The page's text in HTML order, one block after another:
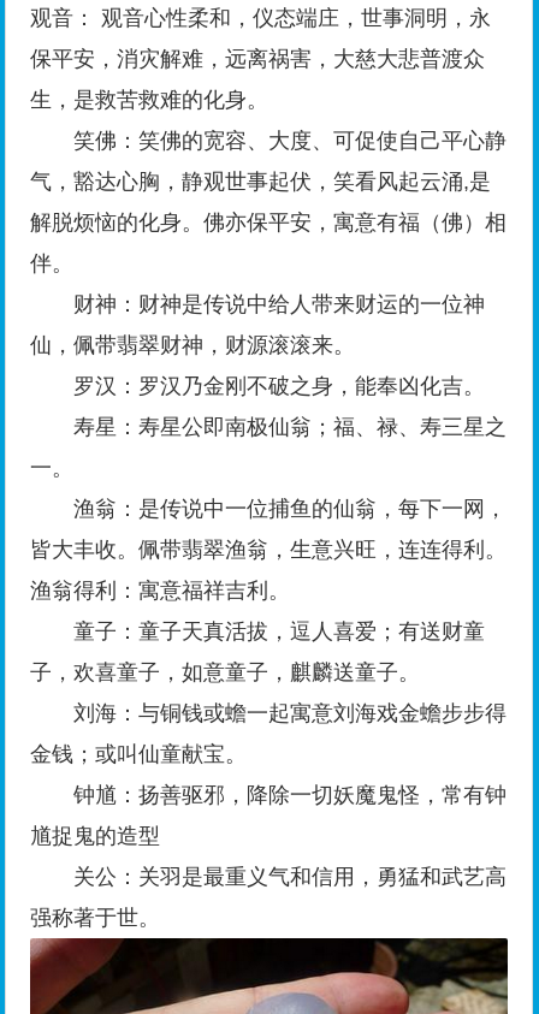
观音： 观音心性柔和，仪态端庄，世事洞明，永
保平安，消灾解难，远离祸害，大慈大悲普渡众
生，是救苦救难的化身。
笑佛：笑佛的宽容、大度、可促使自己平心静
气，豁达心胸，静观世事起伏，笑看风起云涌,是
解脱烦恼的化身。佛亦保平安，寓意有福（佛）相
伴。
财神：财神是传说中给人带来财运的一位神
仙，佩带翡翠财神，财源滚滚来。
罗汉：罗汉乃金刚不破之身，能奉凶化吉。
寿星：寿星公即南极仙翁；福、禄、寿三星之
一。
渔翁：是传说中一位捕鱼的仙翁，每下一网，
皆大丰收。佩带翡翠渔翁，生意兴旺，连连得利。
渔翁得利：寓意福祥吉利。
童子：童子天真活拔，逗人喜爱；有送财童
子，欢喜童子，如意童子，麒麟送童子。
刘海：与铜钱或蟾一起寓意刘海戏金蟾步步得
金钱；或叫仙童献宝。
钟馗：扬善驱邪，降除一切妖魔鬼怪，常有钟
馗捉鬼的造型
关公：关羽是最重义气和信用，勇猛和武艺高
强称著于世。